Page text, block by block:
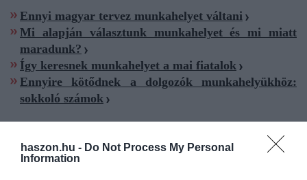
haszon.hu - Do Not Process My Personal
Information
Ennyi magyar tervez munkahelyet váltani
Mi alapján választunk munkahelyet és mi miatt
maradunk?
Így keresnek munkahelyet a mai fiatalok
Ennyire kötődnek a dolgozók munkahelyükhöz:
sokkoló számok